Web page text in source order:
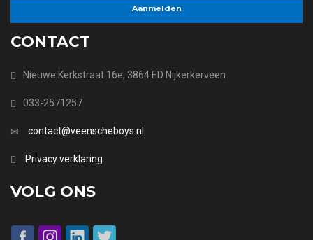
CONTACT
Nieuwe Kerkstraat 16e, 3864 ED Nijkerkerveen
033-2571257
contact@veenscheboys.nl
Privacy verklaring
VOLG ONS